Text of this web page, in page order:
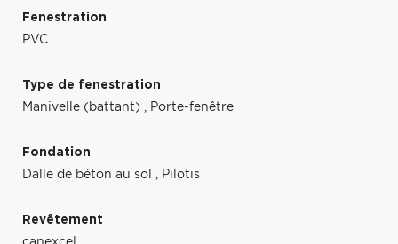
Fenestration
PVC
Type de fenestration
Manivelle (battant) , Porte-fenêtre
Fondation
Dalle de béton au sol , Pilotis
Revêtement